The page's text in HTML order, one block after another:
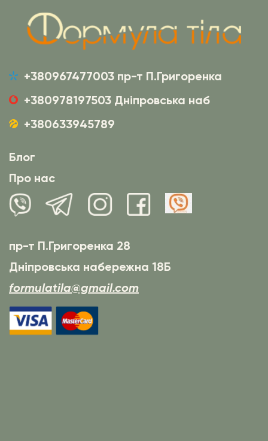
+380967477003 пр-т П.Григоренка
+380978197503 Дніпровська наб
+380633945789
Блог
Про нас
пр-т П.Григоренка 28
Дніпровська набережна 18Б
formulatila@gmail.com